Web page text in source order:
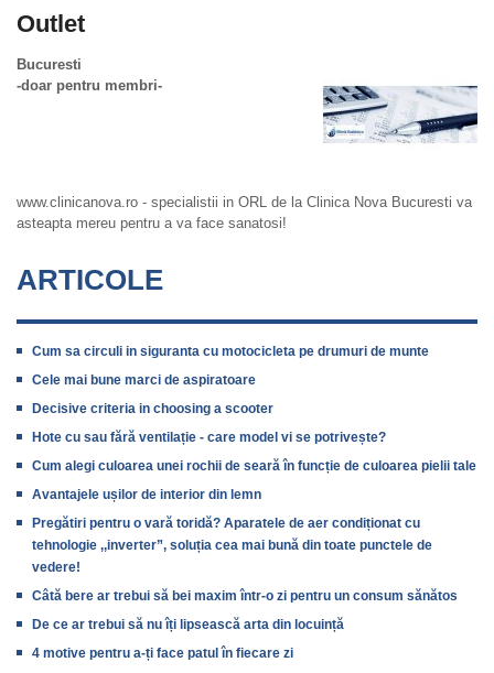
Outlet
Bucuresti
-doar pentru membri-
www.clinicanova.ro - specialistii in ORL de la Clinica Nova Bucuresti va
asteapta mereu pentru a va face sanatosi!
ARTICOLE
Cum sa circuli in siguranta cu motocicleta pe drumuri de munte
Cele mai bune marci de aspiratoare
Decisive criteria in choosing a scooter
Hote cu sau fără ventilație - care model vi se potrivește?
Cum alegi culoarea unei rochii de seară în funcție de culoarea pielii tale
Avantajele ușilor de interior din lemn
Pregătiri pentru o vară toridă? Aparatele de aer condiționat cu
tehnologie ,,inverter”, soluția cea mai bună din toate punctele de
vedere!
Câtă bere ar trebui să bei maxim într-o zi pentru un consum sănătos
De ce ar trebui să nu îți lipsească arta din locuință
4 motive pentru a-ți face patul în fiecare zi